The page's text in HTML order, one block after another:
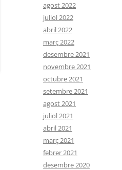
agost 2022
juliol 2022
abril 2022
març 2022
desembre 2021
novembre 2021
octubre 2021
setembre 2021
agost 2021
juliol 2021
abril 2021
març 2021
febrer 2021
desembre 2020